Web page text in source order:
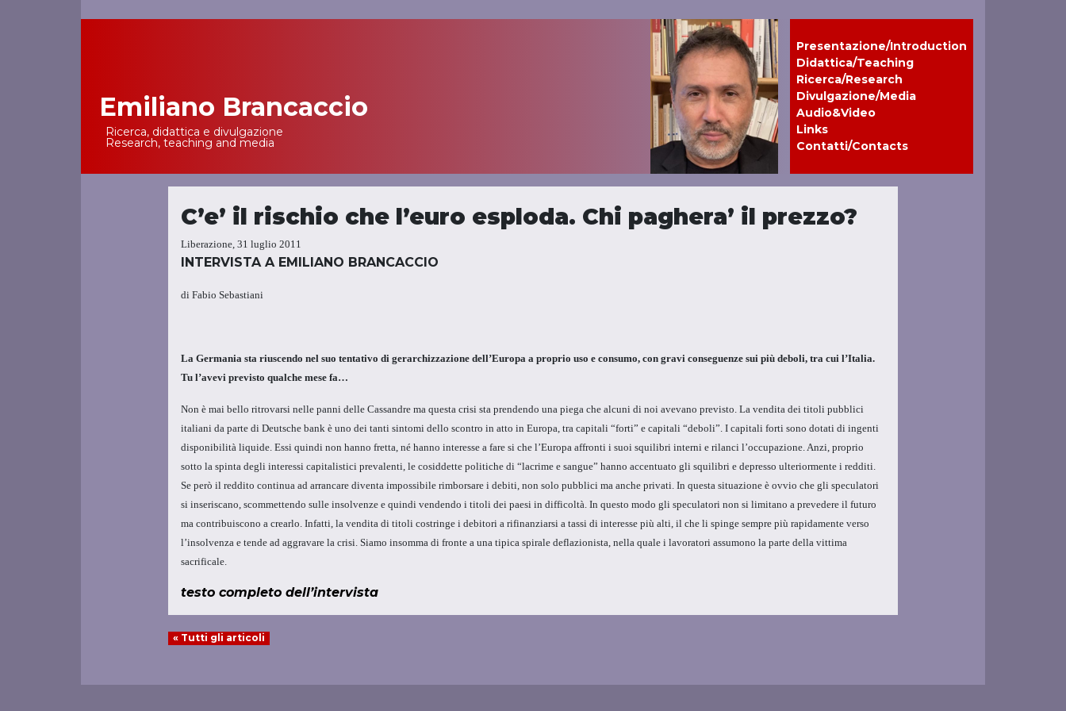
Main NavigationEmiliano Brancaccio
Ricerca, didattica e divulgazione
Research, teaching and media
Presentazione/Introduction
Didattica/Teaching
Ricerca/Research
Divulgazione/Media
Audio&Video
Links
Contatti/Contacts
C’e’ il rischio che l’euro esploda. Chi paghera’ il prezzo?
Liberazione, 31 luglio 2011
INTERVISTA A EMILIANO BRANCACCIO
di Fabio Sebastiani
La Germania sta riuscendo nel suo tentativo di gerarchizzazione dell’Europa a proprio uso e consumo, con gravi conseguenze sui più deboli, tra cui l’Italia.
Tu l’avevi previsto qualche mese fa…
Non è mai bello ritrovarsi nelle panni delle Cassandre ma questa crisi sta prendendo una piega che alcuni di noi avevano previsto. La vendita dei titoli pubblici
italiani da parte di Deutsche bank è uno dei tanti sintomi dello scontro in atto in Europa, tra capitali “forti” e capitali “deboli”. I capitali forti sono dotati di ingenti
disponibilità liquide. Essi quindi non hanno fretta, né hanno interesse a fare si che l’Europa affronti i suoi squilibri interni e rilanci l’occupazione. Anzi, proprio
sotto la spinta degli interessi capitalistici prevalenti, le cosiddette politiche di “lacrime e sangue” hanno accentuato gli squilibri e depresso ulteriormente i redditi.
Se però il reddito continua ad arrancare diventa impossibile rimborsare i debiti, non solo pubblici ma anche privati. In questa situazione è ovvio che gli speculatori
si inseriscano, scommettendo sulle insolvenze e quindi vendendo i titoli dei paesi in difficoltà. In questo modo gli speculatori non si limitano a prevedere il futuro
ma contribuiscono a crearlo. Infatti, la vendita di titoli costringe i debitori a rifinanziarsi a tassi di interesse più alti, il che li spinge sempre più rapidamente verso
l’insolvenza e tende ad aggravare la crisi. Siamo insomma di fronte a una tipica spirale deflazionista, nella quale i lavoratori assumono la parte della vittima
sacrificale.
testo completo dell’intervista
« Tutti gli articoli